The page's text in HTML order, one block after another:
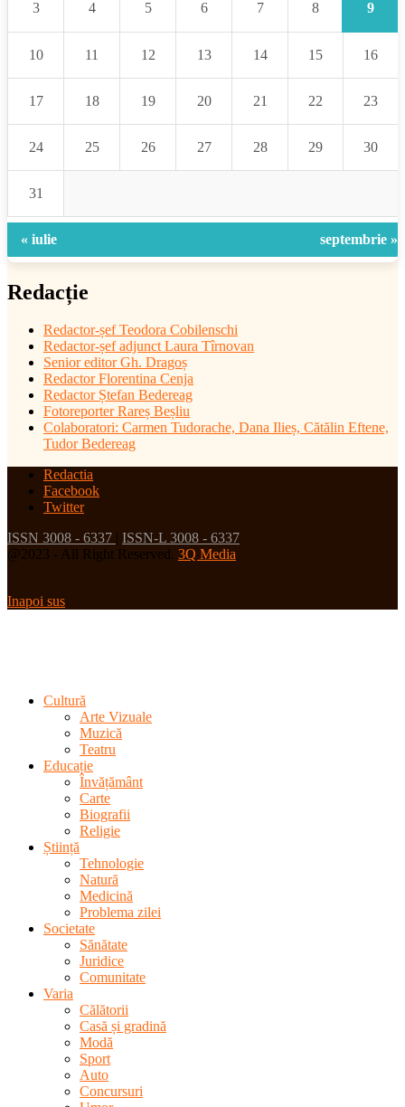
3 4 5 6 7 8 9
10 11 12 13 14 15 16
17 18 19 20 21 22 23
24 25 26 27 28 29 30
31
« iulie septembrie »
Redacție
Redactor-șefTeodora Cobilenschi
Redactor-șef adjunct Laura Tîrnovan
Senior editor Gh. Dragoș
Redactor Florentina Cenja
Redactor Ștefan Bedereag
Fotoreporter Rareș Beșliu
Colaboratori: Carmen Tudorache, Dana Ilieș, Cătălin Eftene,
Tudor Bedereag
Redactia
Facebook
Twitter
ISSN 3008 - 6337
ISSN-L 3008 - 6337
@2023 - All Right Reserved. 3Q Media
Inapoi sus
Cultură
Arte Vizuale
Muzică
Teatru
Educație
Învățământ
Carte
Biografii
Religie
Știință
Tehnologie
Natură
Medicină
Problema zilei
Societate
Sănătate
Juridice
Comunitate
Varia
Călătorii
Casă și gradină
Modă
Sport
Auto
Concursuri